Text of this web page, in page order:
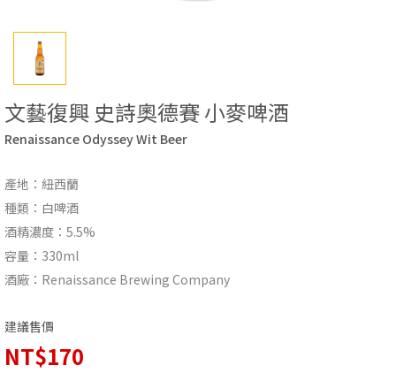
文藝復興 史詩奧德賽 小麥啤酒
Renaissance Odyssey Wit Beer
產地：紐西蘭
種類：白啤酒
酒精濃度：5.5%
容量：330ml
酒廠：Renaissance Brewing Company
建議售價
NT$170